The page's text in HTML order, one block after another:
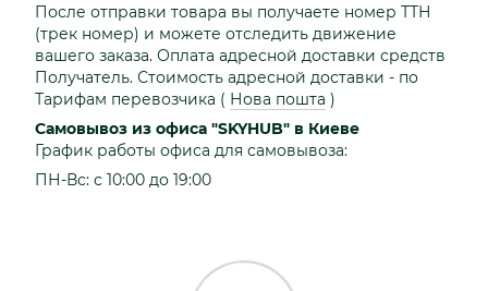
После отправки товара вы получаете номер ТТН
(трек номер) и можете отследить движение
вашего заказа. Оплата адресной доставки средств
Получатель. Стоимость адресной доставки - по
Тарифам перевозчика ( Нова пошта )
Самовывоз из офиса "SKYHUB" в Киеве
График работы офиса для самовывоза:
ПН-Вс: с 10:00 до 19:00